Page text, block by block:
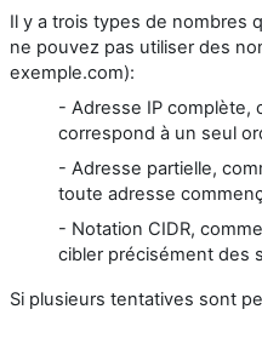
Il y a trois types de nombres
ne pouvez pas utiliser des
exemple.com):
- Adresse IP complète,
correspond à un seul
- Adresse partielle,
toute adresse
- Notation CIDR,
cibler précisément des
Si plusieurs tentatives sont